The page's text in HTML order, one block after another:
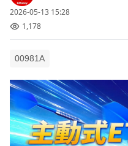
2026-05-13 15:28
1,178
00981A